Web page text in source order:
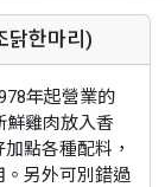
닭한마리)
年起營業的
鮮雞肉放入香
點各種配料，
另外可別錯過